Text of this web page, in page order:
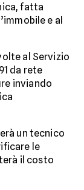
fatta
e al
al Servizio
da rete
inviando
un tecnico
le
il costo